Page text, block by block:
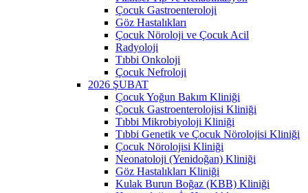
Çocuk Gastroenteroloji
Göz Hastalıkları
Çocuk Nöroloji ve Çocuk Acil
Radyoloji
Tıbbi Onkoloji
Çocuk Nefroloji
2026 ŞUBAT
Çocuk Yoğun Bakım Kliniği
Çocuk Gastroenterolojisi Kliniği
Tıbbi Mikrobiyoloji Kliniği
Tıbbi Genetik ve Çocuk Nörolojisi Kliniği
Çocuk Nörolojisi Kliniği
Neonatoloji (Yenidoğan) Kliniği
Göz Hastalıkları Kliniği
Kulak Burun Boğaz (KBB) Kliniği